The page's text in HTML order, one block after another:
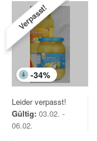
Verpasst!
-34%
Leider verpasst!
Gültig: 03.02. -
06.02.